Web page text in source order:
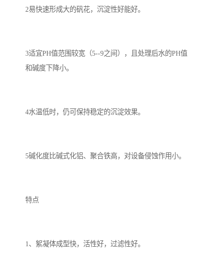
2易快速形成大的矾花，沉淀性好能好。
3适宜PH值范围较宽（5--9之间），且处理后水的PH值
和碱度下降小。
4水温低时，仍可保持稳定的沉淀效果。
5碱化度比碱式化铝、聚合铁高，对设备侵蚀作用小。
特点
1、絮凝体成型快，活性好，过滤性好。